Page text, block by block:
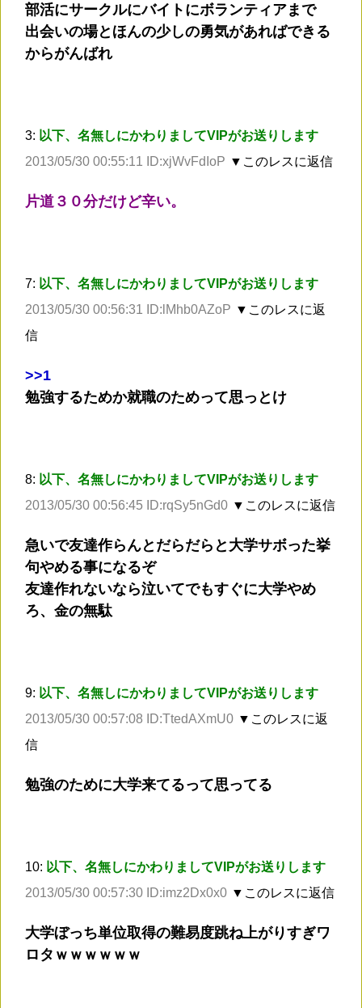
部活にサークルにバイトにボランティアまで
出会いの場とほんの少しの勇気があればできる
からがんばれ
3: 以下、名無しにかわりましてVIPがお送りします
2013/05/30 00:55:11 ID:xjWvFdIoP ▼このレスに返信
片道３０分だけど辛い。
7: 以下、名無しにかわりましてVIPがお送りします
2013/05/30 00:56:31 ID:lMhb0AZoP ▼このレスに返
信
>>1
勉強するためか就職のためって思っとけ
8: 以下、名無しにかわりましてVIPがお送りします
2013/05/30 00:56:45 ID:rqSy5nGd0 ▼このレスに返信
急いで友達作らんとだらだらと大学サボった挙
句やめる事になるぞ
友達作れないなら泣いてでもすぐに大学やめ
ろ、金の無駄
9: 以下、名無しにかわりましてVIPがお送りします
2013/05/30 00:57:08 ID:TtedAXmU0 ▼このレスに返
信
勉強のために大学来てるって思ってる
10: 以下、名無しにかわりましてVIPがお送りします
2013/05/30 00:57:30 ID:imz2Dx0x0 ▼このレスに返信
大学ぼっち単位取得の難易度跳ね上がりすぎワ
ロタｗｗｗｗｗｗ